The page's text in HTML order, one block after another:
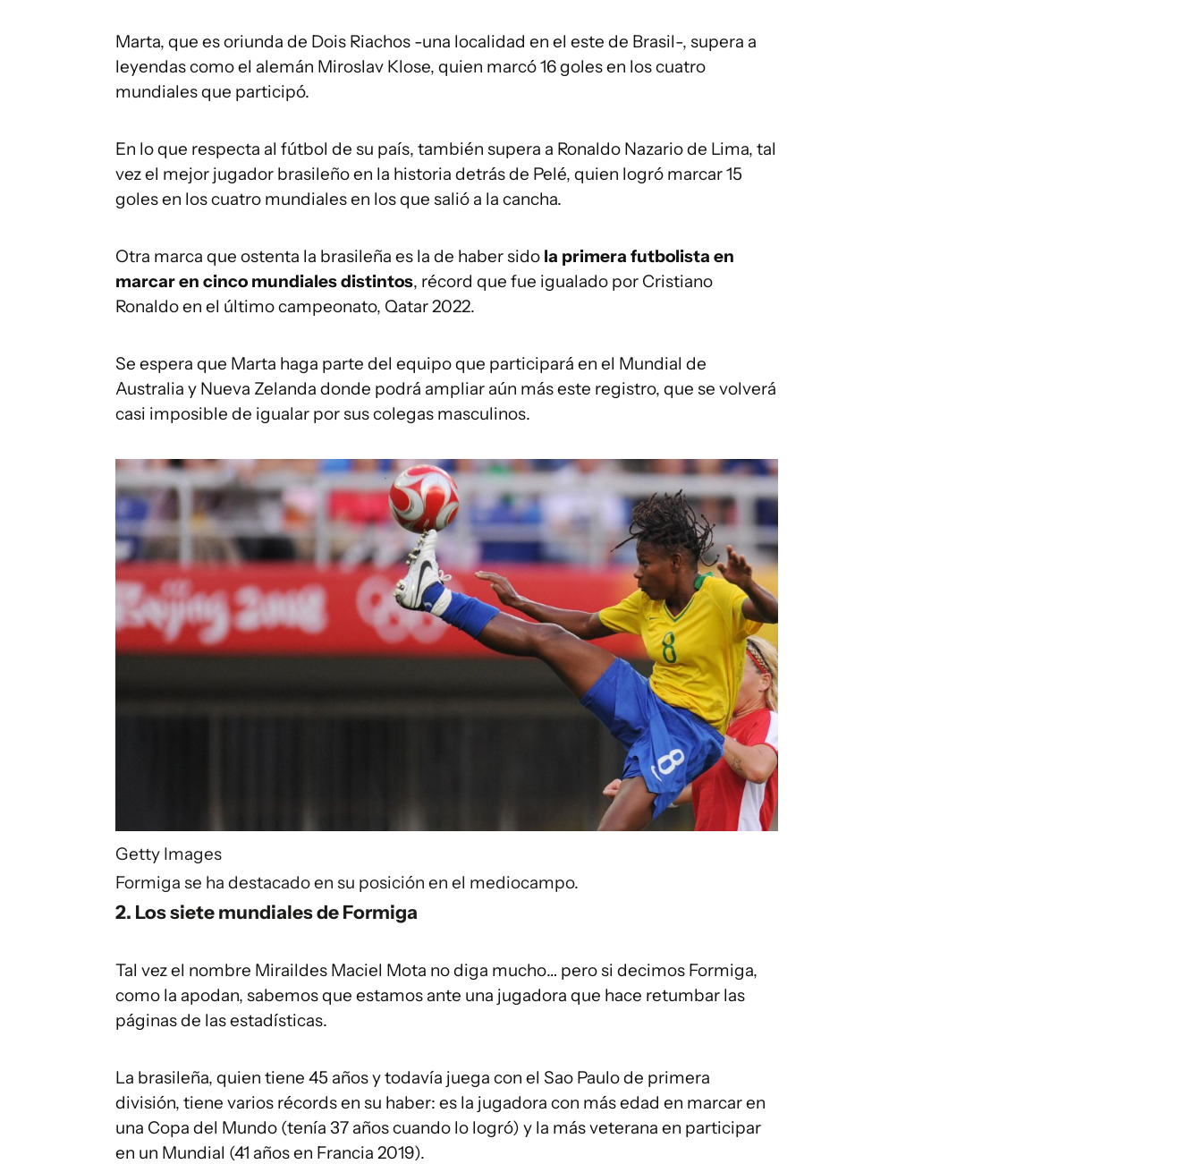
Marta, que es oriunda de Dois Riachos -una localidad en el este de Brasil-, supera a
leyendas como el alemán Miroslav Klose, quien marcó 16 goles en los cuatro
mundiales que participó.
En lo que respecta al fútbol de su país, también supera a Ronaldo Nazario de Lima, tal
vez el mejor jugador brasileño en la historia detrás de Pelé, quien logró marcar 15
goles en los cuatro mundiales en los que salió a la cancha.
Otra marca que ostenta la brasileña es la de haber sido la primera futbolista en
marcar en cinco mundiales distintos, récord que fue igualado por Cristiano
Ronaldo en el último campeonato, Qatar 2022.
Se espera que Marta haga parte del equipo que participará en el Mundial de
Australia y Nueva Zelanda donde podrá ampliar aún más este registro, que se volverá
casi imposible de igualar por sus colegas masculinos.
Getty Images
Formiga se ha destacado en su posición en el mediocampo.
2. Los siete mundiales de Formiga
Tal vez el nombre Miraildes Maciel Mota no diga mucho… pero si decimos Formiga,
como la apodan, sabemos que estamos ante una jugadora que hace retumbar las
páginas de las estadísticas.
La brasileña, quien tiene 45 años y todavía juega con el Sao Paulo de primera
división, tiene varios récords en su haber: es la jugadora con más edad en marcar en
una Copa del Mundo (tenía 37 años cuando lo logró) y la más veterana en participar
en un Mundial (41 años en Francia 2019).